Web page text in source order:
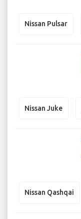
Nissan Pulsar
Nissan Juke
Nissan Qashqai